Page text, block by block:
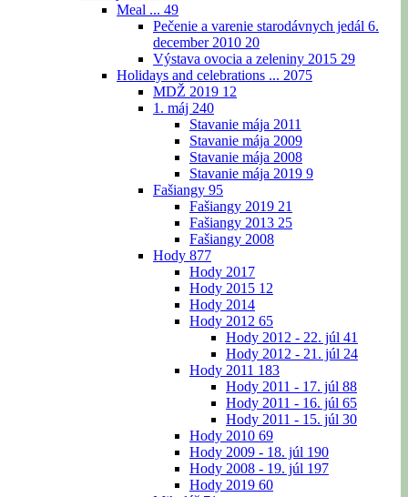
Meal ... 49
Pečenie a varenie starodávnych jedál 6.
december 2010 20
Výstava ovocia a zeleniny 2015 29
Holidays and celebrations ... 2075
MDŽ 2019 12
1. máj 240
Stavanie mája 2011
Stavanie mája 2009
Stavanie mája 2008
Stavanie mája 2019 9
Fašiangy 95
Fašiangy 2019 21
Fašiangy 2013 25
Fašiangy 2008
Hody 877
Hody 2017
Hody 2015 12
Hody 2014
Hody 2012 65
Hody 2012 - 22. júl 41
Hody 2012 - 21. júl 24
Hody 2011 183
Hody 2011 - 17. júl 88
Hody 2011 - 16. júl 65
Hody 2011 - 15. júl 30
Hody 2010 69
Hody 2009 - 18. júl 190
Hody 2008 - 19. júl 197
Hody 2019 60